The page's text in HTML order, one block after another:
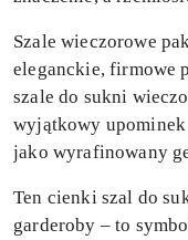
Szale wieczorowe
eleganckie, firmowe
szale do sukni
wyjątkowy
jako wyrafinowany
Ten cienki szal do
garderoby – to